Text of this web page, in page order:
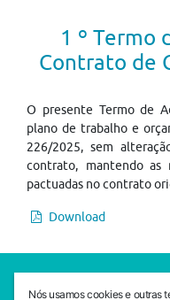
1 º Termo
Contrato de
O presente Termo de
plano de trabalho e
226/2025, sem
contrato, mantendo as
pactuadas no contrato
Download
Nós usamos cookies e outras